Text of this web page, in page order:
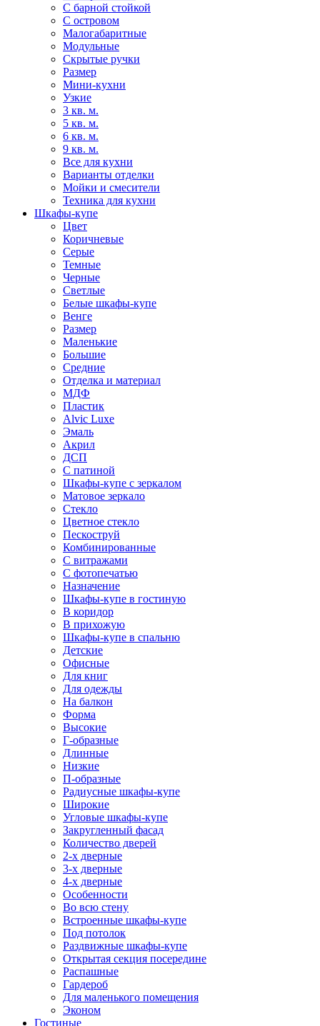
С барной стойкой
С островом
Малогабаритные
Модульные
Скрытые ручки
Размер
Мини-кухни
Узкие
3 кв. м.
5 кв. м.
6 кв. м.
9 кв. м.
Все для кухни
Варианты отделки
Мойки и смесители
Техника для кухни
Шкафы-купе
Цвет
Коричневые
Серые
Темные
Черные
Светлые
Белые шкафы-купе
Венге
Размер
Маленькие
Большие
Средние
Отделка и материал
МДФ
Пластик
Alvic Luxe
Эмаль
Акрил
ДСП
С патиной
Шкафы-купе с зеркалом
Матовое зеркало
Стекло
Цветное стекло
Пескоструй
Комбинированные
С витражами
С фотопечатью
Назначение
Шкафы-купе в гостиную
В коридор
В прихожую
Шкафы-купе в спальню
Детские
Офисные
Для книг
Для одежды
На балкон
Форма
Высокие
Г-образные
Длинные
Низкие
П-образные
Радиусные шкафы-купе
Широкие
Угловые шкафы-купе
Закругленный фасад
Количество дверей
2-х дверные
3-х дверные
4-х дверные
Особенности
Во всю стену
Встроенные шкафы-купе
Под потолок
Раздвижные шкафы-купе
Открытая секция посередине
Распашные
Гардероб
Для маленького помещения
Эконом
Гостиные